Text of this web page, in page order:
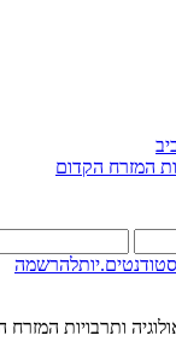
המזרח הקדום
להרשמה
ותרבויות